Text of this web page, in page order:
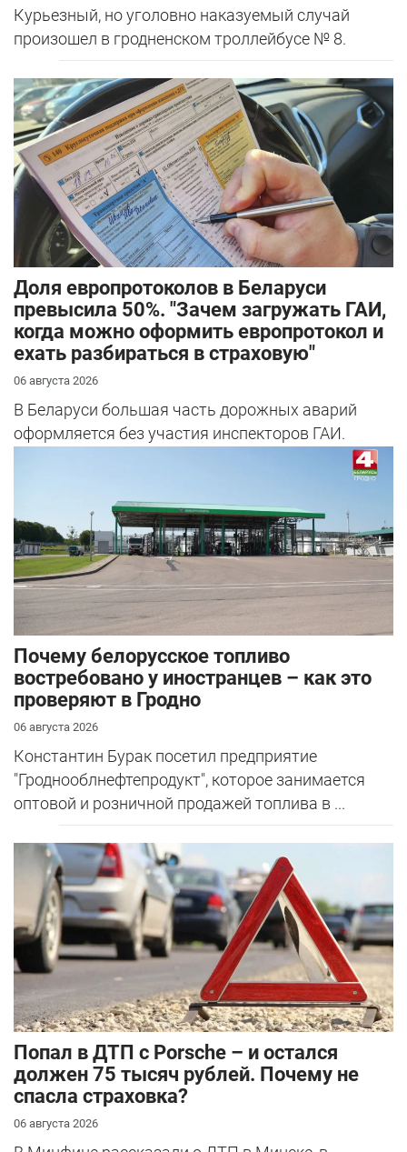
Курьезный, но уголовно наказуемый случай
произошел в гродненском троллейбусе № 8.
Доля европротоколов в Беларуси
превысила 50%. "Зачем загружать ГАИ,
когда можно оформить европротокол и
ехать разбираться в страховую"
06 августа 2026
В Беларуси большая часть дорожных аварий
оформляется без участия инспекторов ГАИ.
Почему белорусское топливо
востребовано у иностранцев – как это
проверяют в Гродно
06 августа 2026
Константин Бурак посетил предприятие
"Гроднооблнефтепродукт", которое занимается
оптовой и розничной продажей топлива в ...
​Попал в ДТП с Porsche – и остался
должен 75 тысяч рублей. Почему не
спасла страховка?
06 августа 2026